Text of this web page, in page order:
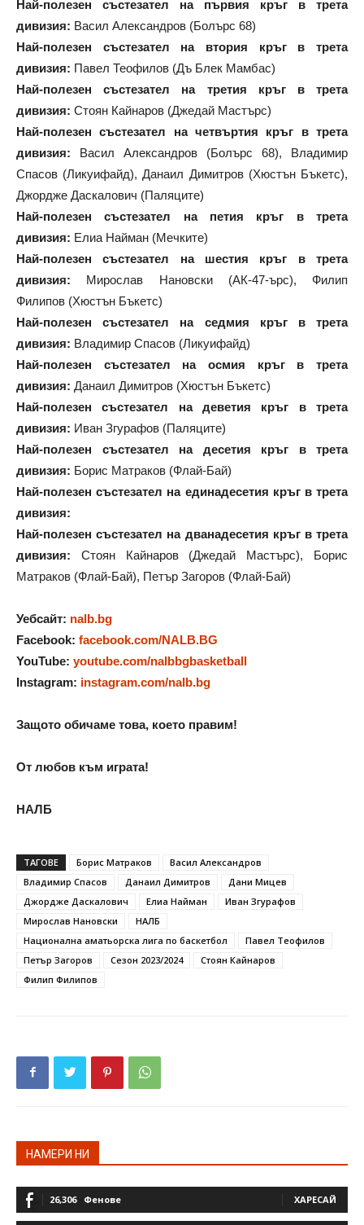
Най-полезен състезател на първия кръг в трета
дивизия: Васил Александров (Болърс 68)
Най-полезен състезател на втория кръг в трета
дивизия: Павел Теофилов (Дъ Блек Мамбас)
Най-полезен състезател на третия кръг в трета
дивизия: Стоян Кайнаров (Джедай Мастърс)
Най-полезен състезател на четвъртия кръг в трета
дивизия: Васил Александров (Болърс 68), Владимир
Спасов (Ликуифайд), Данаил Димитров (Хюстън Бъкетс),
Джордже Даскалович (Паляците)
Най-полезен състезател на петия кръг в трета
дивизия: Елиа Найман (Мечките)
Най-полезен състезател на шестия кръг в трета
дивизия: Мирослав Нановски (АК-47-ърс), Филип
Филипов (Хюстън Бъкетс)
Най-полезен състезател на седмия кръг в трета
дивизия: Владимир Спасов (Ликуифайд)
Най-полезен състезател на осмия кръг в трета
дивизия: Данаил Димитров (Хюстън Бъкетс)
Най-полезен състезател на деветия кръг в трета
дивизия: Иван Згурафов (Паляците)
Най-полезен състезател на десетия кръг в трета
дивизия: Борис Матраков (Флай-Бай)
Най-полезен състезател на единадесетия кръг в трета
дивизия:
Най-полезен състезател на дванадесетия кръг в трета
дивизия: Стоян Кайнаров (Джедай Мастърс), Борис
Матраков (Флай-Бай), Петър Загоров (Флай-Бай)
Уебсайт: nalb.bg
Facebook: facebook.com/NALB.BG
YouTube: youtube.com/nalbbgbasketball
Instagram: instagram.com/nalb.bg
Защото обичаме това, което правим!
От любов към играта!
НАЛБ
ТАГОВЕ Борис Матраков
Васил Александров
Владимир Спасов
Данаил Димитров
Дани Мицев
Джордже Даскалович
Елиа Найман
Иван Згурафов
Мирослав Нановски
НАЛБ
Национална аматьорска лига по баскетбол
Павел Теофилов
Петър Загоров
Сезон 2023/2024
Стоян Кайнаров
Филип Филипов
НАМЕРИ НИ
26,306 Фенове ХАРЕСАЙ